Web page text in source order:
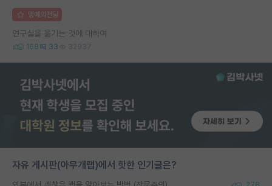
명예의전당
연구실을 옮기는 것에 대하여
168 33 32937
자유 게시판(아무개랩)에서 핫한 인기글은?